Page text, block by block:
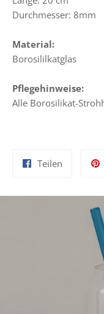
Durchmesser: 8mm
Material:
Borosililkatglas
Pflegehinweise:
Alle Borosilikat-
Teilen